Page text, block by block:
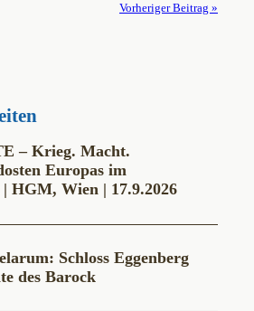
Vorheriger Beitrag »
– Krieg. Macht.
Europas im
HGM, Wien | 17.9.2026
Schloss Eggenberg
des Barock